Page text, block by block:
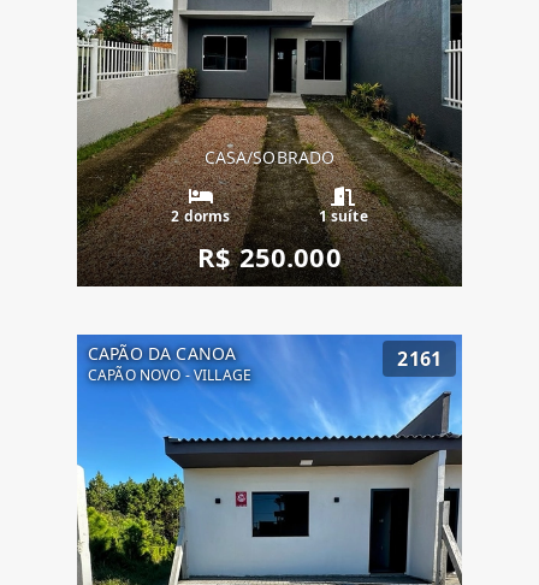
CASA/SOBRADO
2 dorms 1 suíte
R$ 250.000
CAPÃO DA CANOA
CAPÃO NOVO - VILLAGE
2161